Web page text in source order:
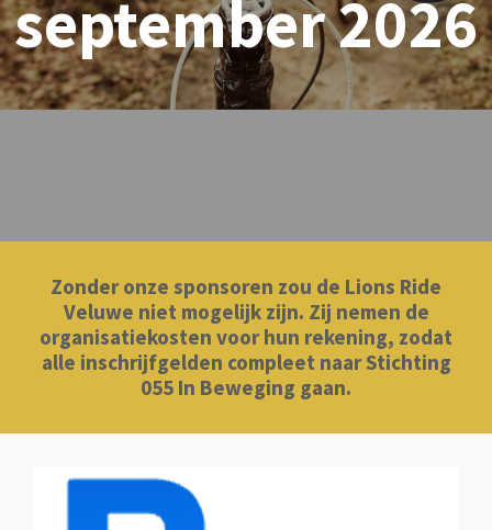
september 2026
Zonder onze sponsoren zou de Lions Ride
Veluwe niet mogelijk zijn. Zij nemen de
organisatiekosten voor hun rekening, zodat
alle inschrijfgelden compleet naar Stichting
055 In Beweging gaan.